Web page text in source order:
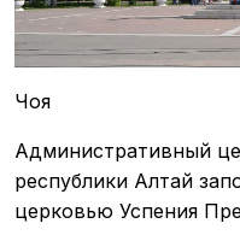
Чоя
Административный
республики Алтай
церковью Успения